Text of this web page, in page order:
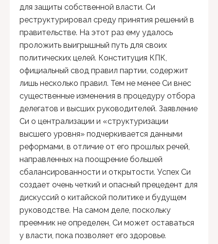
для защиты собственной власти. Си
реструктурировал среду принятия решений в
правительстве. На этот раз ему удалось
проложить выигрышный путь для своих
политических целей. Конституция КПК,
официальный свод правил партии, содержит
лишь несколько правил. Тем не менее Си внес
существенные изменения в процедуру отбора
делегатов и высших руководителей. Заявление
Си о централизации и «структуризации
высшего уровня» подчеркивается данными
реформами, в отличие от его прошлых речей,
направленных на поощрение большей
сбалансированности и открытости. Успех Си
создает очень четкий и опасный прецедент для
дискуссий о китайской политике и будущем
руководстве. На самом деле, поскольку
преемник не определен, Си может оставаться
у власти, пока позволяет его здоровье.